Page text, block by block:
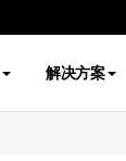
解决方案